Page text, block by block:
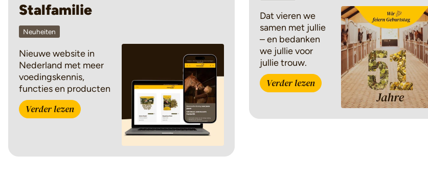
Stalfamilie
Neuheiten
Nieuwe website in
Nederland met meer
voedingskennis,
functies en producten
Verder lezen
Dat vieren we
samen met jullie
– en bedanken
we jullie voor
jullie trouw.
Verder lezen